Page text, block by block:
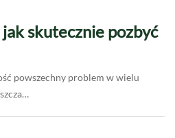
skutecznie pozbyć
powszechny problem w wielu